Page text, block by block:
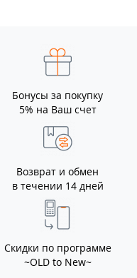
Бонусы за покупку
5% на Ваш счет
Возврат и обмен
в течении 14 дней
Скидки по программе
~OLD to New~